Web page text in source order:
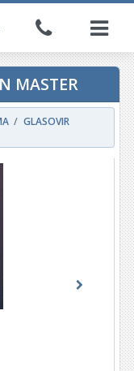
MASTER
GLASOVIR
Next